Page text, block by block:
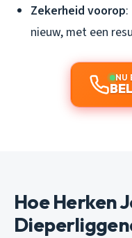
Zekerheid voorop
nieuw, met een
NU
Hoe Herken